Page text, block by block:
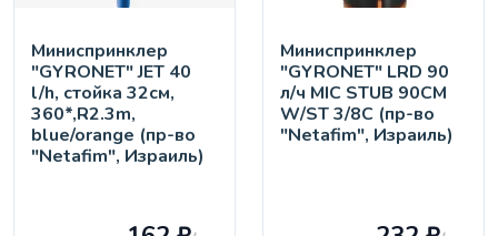
Миниспринклер
"GYRONET" JET 40
l/h, стойка 32см,
360*,R2.3m,
blue/orange (пр-во
"Netafim", Израиль)
Миниспринклер
"GYRONET" LRD 90
л/ч MIC STUB 90CM
W/ST 3/8C (пр-во
"Netafim", Израиль)